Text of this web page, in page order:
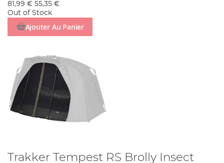
81,99 € 55,35 €
Out of Stock
Ajouter Au Panier
Trakker Tempest RS Brolly Insect